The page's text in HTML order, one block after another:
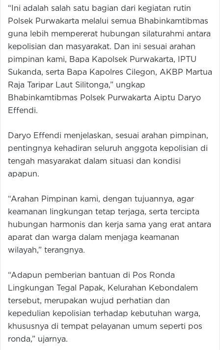
“Ini adalah salah satu bagian dari kegiatan rutin
Polsek Purwakarta melalui semua Bhabinkamtibmas
guna lebih mempererat hubungan silaturahmi antara
kepolisian dan masyarakat. Dan ini sesuai arahan
pimpinan kami, Bapa Kapolsek Purwakarta, IPTU
Sukanda, serta Bapa Kapolres Cilegon, AKBP Martua
Raja Taripar Laut Silitonga,” ungkap
Bhabinkamtibmas Polsek Purwakarta Aiptu Daryo
Effendi.
Daryo Effendi menjelaskan, sesuai arahan pimpinan,
pentingnya kehadiran seluruh anggota kepolisian di
tengah masyarakat dalam situasi dan kondisi
apapun.
“Arahan Pimpinan kami, dengan tujuannya, agar
keamanan lingkungan tetap terjaga, serta tercipta
hubungan harmonis dan kerja sama yang erat antara
aparat dan warga dalam menjaga keamanan
wilayah,” terangnya.
“Adapun pemberian bantuan di Pos Ronda
Lingkungan Tegal Papak, Kelurahan Kebondalem
tersebut, merupakan wujud perhatian dan
kepedulian kepolisian terhadap kebutuhan warga,
khususnya di tempat pelayanan umum seperti pos
ronda,” ujarnya.